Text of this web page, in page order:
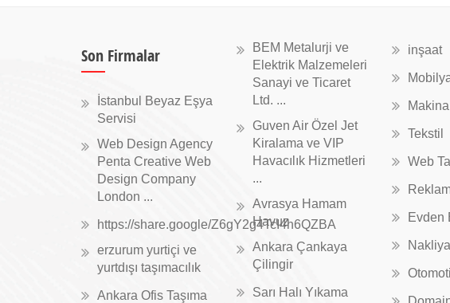
Son Firmalar
İstanbul Beyaz Eşya
Servisi
Web Design Agency
Penta Creative Web
Design Company
London ...
https://share.google/Z6gY2g4TcI4h6QZBA
erzurum yurtiçi ve
yurtdışı taşımacılık
Ankara Ofis Taşıma
BEM Metalurji ve
Elektrik Malzemeleri
Sanayi ve Ticaret
Ltd. ...
Guven Air Özel Jet
Kiralama ve VIP
Havacılık Hizmetleri
...
Avrasya Hamam
Havuz
Ankara Çankaya
Çilingir
Sarı Halı Yıkama
inşaat
Makina
Tekstil
Web
Evden